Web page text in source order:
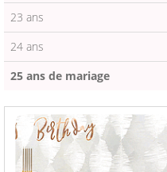
23 ans
24 ans
25 ans de mariage